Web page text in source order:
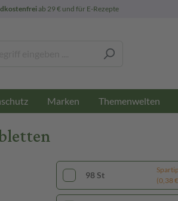
ab 29 € und für E-Rezepte
Marken Themenwelten
98 St
(0,38